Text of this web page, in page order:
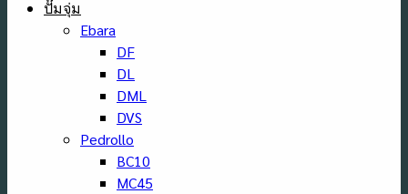
ปั๊มจุ่ม
Ebara
DF
DL
DML
DVS
Pedrollo
BC10
MC45